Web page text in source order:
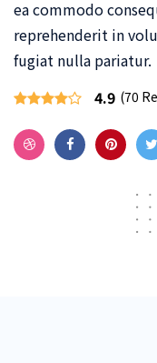
ea commodo
reprehenderit in
fugiat nulla pariatur.
4.9 (70